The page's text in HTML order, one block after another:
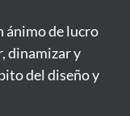
ánimo de lucro
dinamizar y
del diseño y